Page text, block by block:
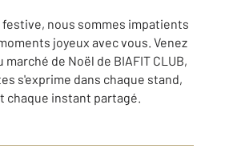
nous sommes impatients
joyeux avec vous. Venez
de Noël de BIAFIT CLUB,
s'exprime dans chaque stand,
chaque instant partagé.